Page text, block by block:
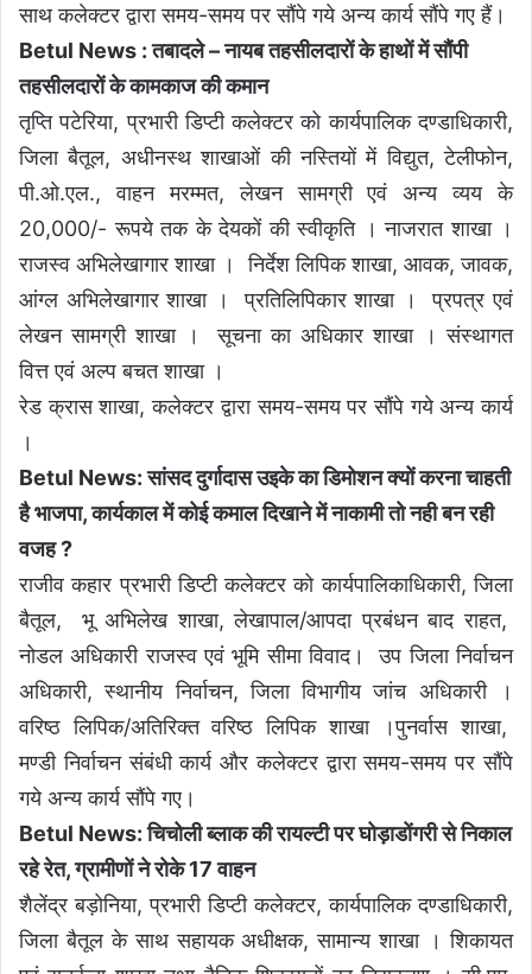
साथ कलेक्टर द्वारा समय-समय पर सौंपे गये अन्य कार्य सौंपे गए हैं।
Betul News : तबादले – नायब तहसीलदारों के हाथों में सौंपी
तहसीलदारों के कामकाज की कमान
तृप्ति पटेरिया, प्रभारी डिप्टी कलेक्टर को कार्यपालिक दण्डाधिकारी,
जिला बैतूल, अधीनस्थ शाखाओं की नस्तियों में विद्युत, टेलीफोन,
पी.ओ.एल., वाहन मरम्मत, लेखन सामग्री एवं अन्य व्यय के
20,000/- रूपये तक के देयकों की स्वीकृति । नाजरात शाखा ।
राजस्व अभिलेखागार शाखा । निर्देश लिपिक शाखा, आवक, जावक,
आंग्ल अभिलेखागार शाखा । प्रतिलिपिकार शाखा । प्रपत्र एवं
लेखन सामग्री शाखा । सूचना का अधिकार शाखा । संस्थागत
वित्त एवं अल्प बचत शाखा ।
रेड क्रास शाखा, कलेक्टर द्वारा समय-समय पर सौंपे गये अन्य कार्य
।
Betul News: सांसद दुर्गादास उइके का डिमोशन क्यों करना चाहती
है भाजपा, कार्यकाल में कोई कमाल दिखाने में नाकामी तो नही बन रही
वजह ?
राजीव कहार प्रभारी डिप्टी कलेक्टर को कार्यपालिकाधिकारी, जिला
बैतूल, भू अभिलेख शाखा, लेखापाल/आपदा प्रबंधन बाद राहत,
नोडल अधिकारी राजस्व एवं भूमि सीमा विवाद। उप जिला निर्वाचन
अधिकारी, स्थानीय निर्वाचन, जिला विभागीय जांच अधिकारी ।
वरिष्ठ लिपिक/अतिरिक्त वरिष्ठ लिपिक शाखा ।पुनर्वास शाखा,
मण्डी निर्वाचन संबंधी कार्य और कलेक्टर द्वारा समय-समय पर सौंपे
गये अन्य कार्य सौंपे गए।
Betul News: चिचोली ब्लाक की रायल्टी पर घोड़ाडोंगरी से निकाल
रहे रेत, ग्रामीणों ने रोके 17 वाहन
शैलेंद्र बड़ोनिया, प्रभारी डिप्टी कलेक्टर, कार्यपालिक दण्डाधिकारी,
जिला बैतूल के साथ सहायक अधीक्षक, सामान्य शाखा । शिकायत